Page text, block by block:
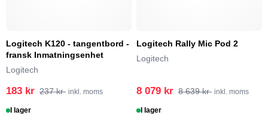
Logitech K120 - tangentbord -
fransk Inmatningsenhet
Logitech
183 kr 237 kr inkl. moms
I lager
Logitech Rally Mic Pod 2
Logitech
8 079 kr 8 639 kr inkl. moms
I lager